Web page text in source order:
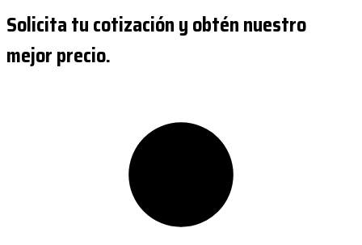
Solicita tu cotización y obtén nuestro
mejor precio.